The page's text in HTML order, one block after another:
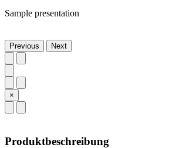
Sample presentation
Previous Next
×
Produktbeschreibung